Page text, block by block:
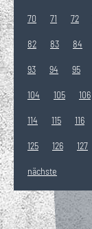
70 71 72
82 83 84
93 94 95
104 105 106
114 115 116
125 126 127
nächste